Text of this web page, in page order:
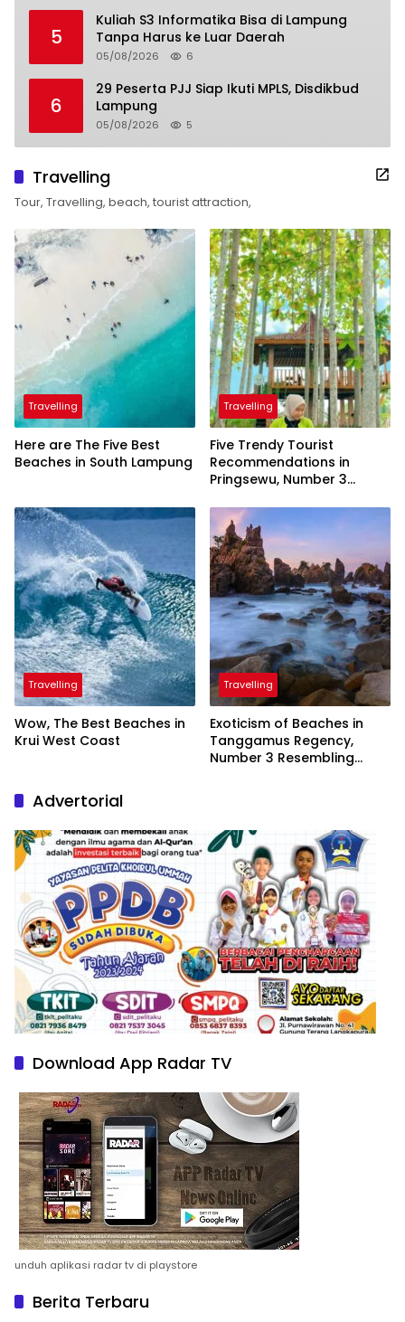
5
Kuliah S3 Informatika Bisa di Lampung
Tanpa Harus ke Luar Daerah
05/08/2026 6
6
29 Peserta PJJ Siap Ikuti MPLS, Disdikbud
Lampung
05/08/2026 5
Travelling
Tour, Travelling, beach, tourist attraction,
Travelling
Here are The Five Best
Beaches in South Lampung
Travelling
Five Trendy Tourist
Recommendations in
Pringsewu, Number 3
President
Travelling
Wow, The Best Beaches in
Krui West Coast
Travelling
Exoticism of Beaches in
Tanggamus Regency,
Number 3 Resembling
Advertorial
Download App Radar TV
unduh aplikasi radar tv di playstore
Berita Terbaru